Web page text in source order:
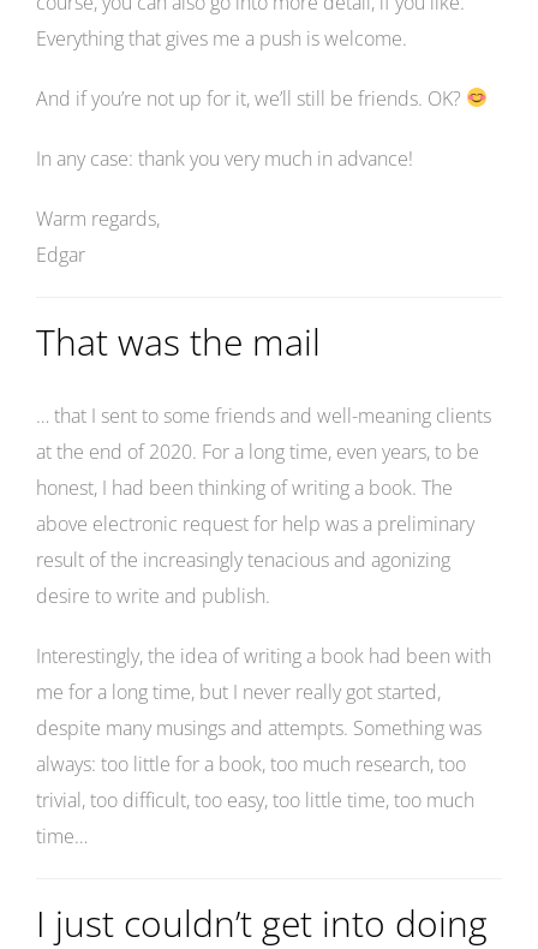
Everything that gives me a push is welcome.
And if you’re not up for it, we’ll still be friends. OK?
In any case: thank you very much in advance!
Warm regards,
Edgar
That was the mail
… that I sent to some friends and well-meaning clients
at the end of 2020. For a long time, even years, to be
honest, I had been thinking of writing a book. The
above electronic request for help was a preliminary
result of the increasingly tenacious and agonizing
desire to write and publish.
Interestingly, the idea of writing a book had been with
me for a long time, but I never really got started,
despite many musings and attempts. Something was
always: too little for a book, too much research, too
trivial, too difficult, too easy, too little time, too much
time…
I just couldn’t get into doing